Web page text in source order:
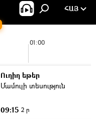
ՀԱՅ
01:00
Ուղիղ եթեր
Մամուլի տեսություն
09:15 2 ր